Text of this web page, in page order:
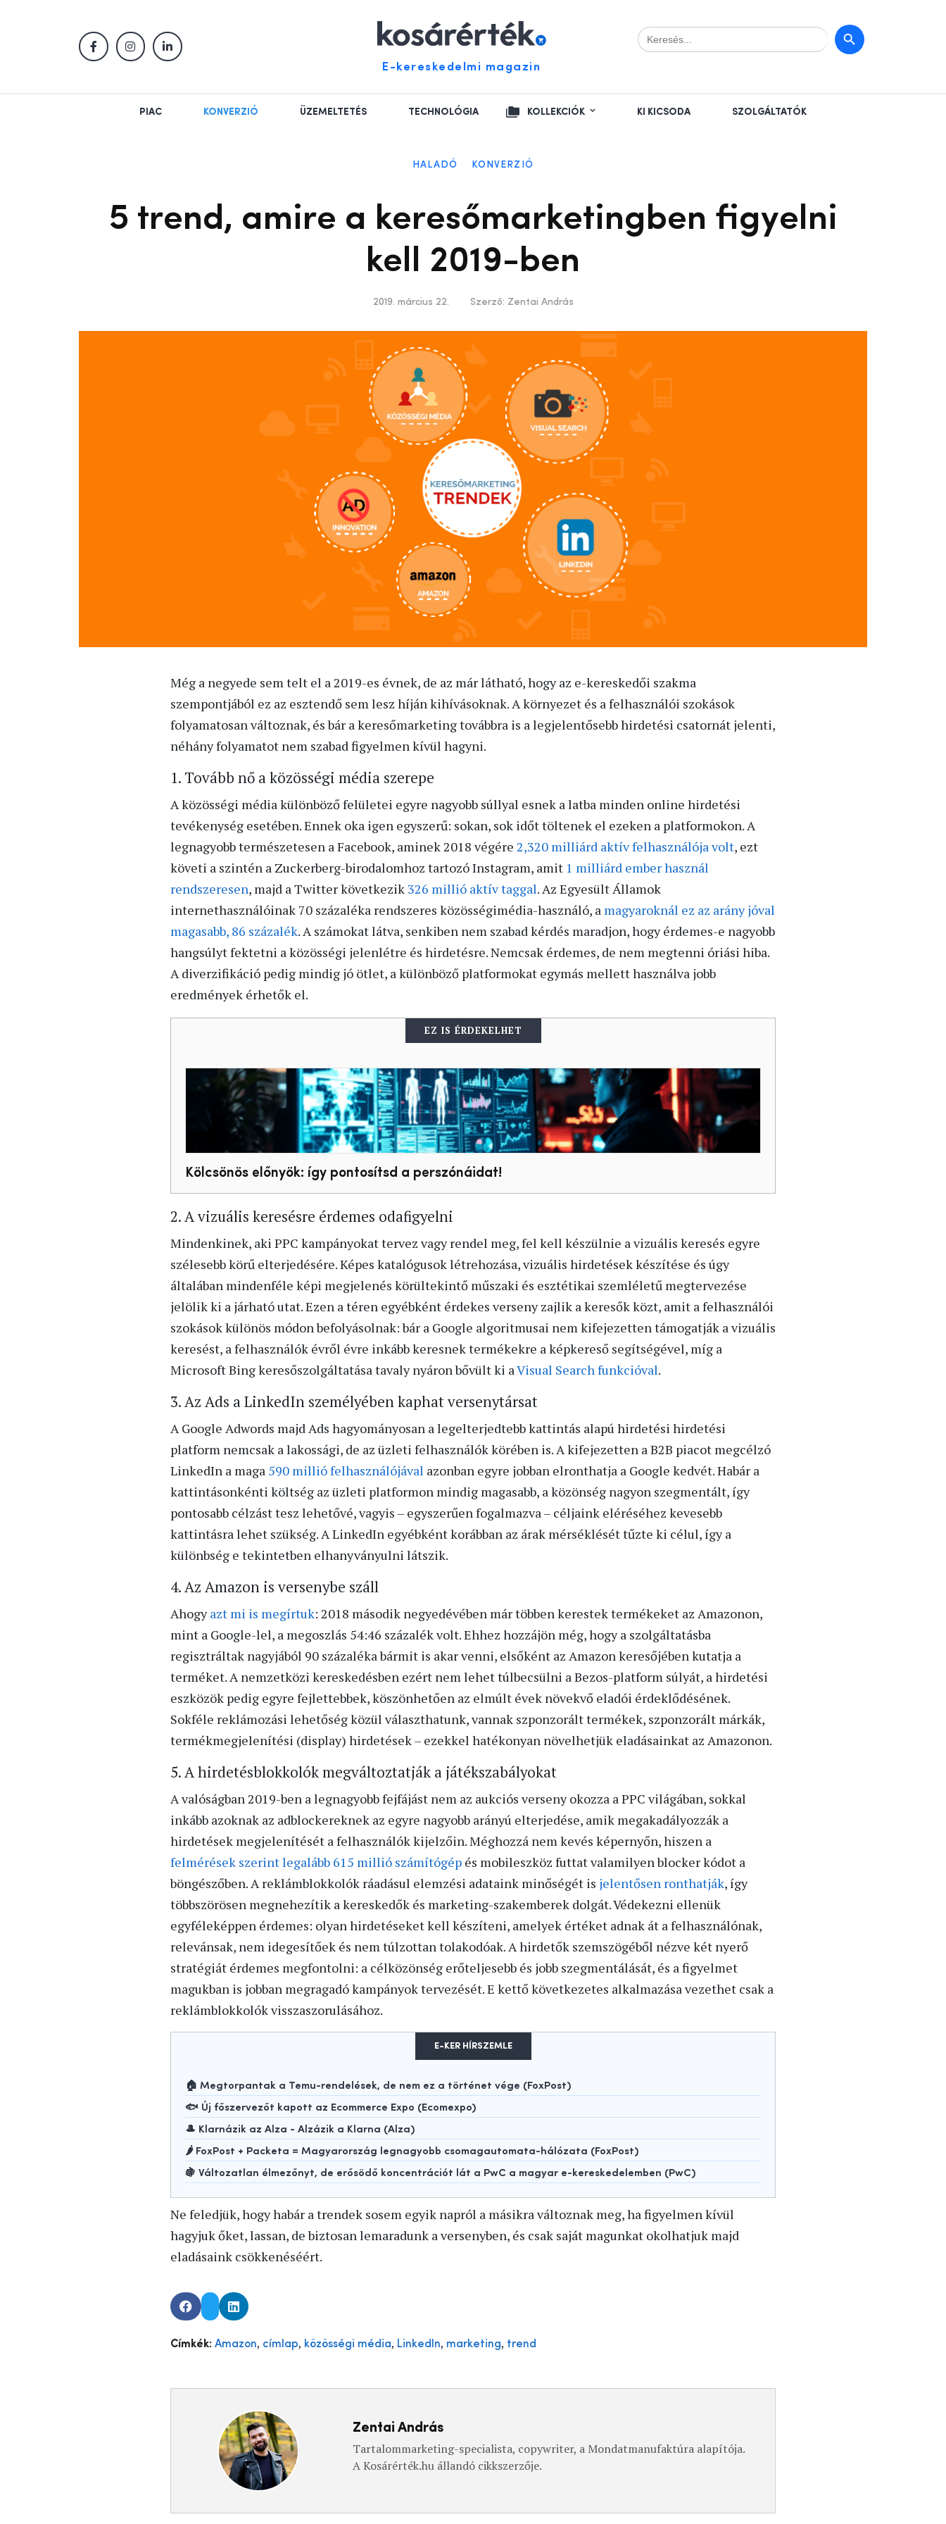
E-kereskedelmi magazin
Search
for:
PIAC KONVERZIÓ ÜZEMELTETÉS TECHNOLÓGIA KOLLEKCIÓK KI KICSODA SZOLGÁLTATÓK
HALADÓ KONVERZIÓ
5 trend, amire a keresőmarketingben figyelni
kell 2019-ben
2019. március 22. Szerző: Zentai András
Még a negyede sem telt el a 2019-es évnek, de az már látható, hogy az e-kereskedői szakma
szempontjából ez az esztendő sem lesz híján kihívásoknak. A környezet és a felhasználói szokások
folyamatosan változnak, és bár a keresőmarketing továbbra is a legjelentősebb hirdetési csatornát jelenti,
néhány folyamatot nem szabad figyelmen kívül hagyni.
1. Tovább nő a közösségi média szerepe
A közösségi média különböző felületei egyre nagyobb súllyal esnek a latba minden online hirdetési
tevékenység esetében. Ennek oka igen egyszerű: sokan, sok időt töltenek el ezeken a platformokon. A
legnagyobb természetesen a Facebook, aminek 2018 végére 2,320 milliárd aktív felhasználója volt, ezt
követi a szintén a Zuckerberg-birodalomhoz tartozó Instagram, amit 1 milliárd ember használ
rendszeresen, majd a Twitter következik 326 millió aktív taggal. Az Egyesült Államok
internethasználóinak 70 százaléka rendszeres közösségimédia-használó, a magyaroknál ez az arány jóval
magasabb, 86 százalék. A számokat látva, senkiben nem szabad kérdés maradjon, hogy érdemes-e nagyobb
hangsúlyt fektetni a közösségi jelenlétre és hirdetésre. Nemcsak érdemes, de nem megtenni óriási hiba.
A diverzifikáció pedig mindig jó ötlet, a különböző platformokat egymás mellett használva jobb
eredmények érhetők el.
EZ IS ÉRDEKELHET
Kölcsönös előnyök: így pontosítsd a perszónáidat!
2. A vizuális keresésre érdemes odafigyelni
Mindenkinek, aki PPC kampányokat tervez vagy rendel meg, fel kell készülnie a vizuális keresés egyre
szélesebb körű elterjedésére. Képes katalógusok létrehozása, vizuális hirdetések készítése és úgy
általában mindenféle képi megjelenés körültekintő műszaki és esztétikai szemléletű megtervezése
jelölik ki a járható utat. Ezen a téren egyébként érdekes verseny zajlik a keresők közt, amit a felhasználói
szokások különös módon befolyásolnak: bár a Google algoritmusai nem kifejezetten támogatják a vizuális
keresést, a felhasználók évről évre inkább keresnek termékekre a képkereső segítségével, míg a
Microsoft Bing keresőszolgáltatása tavaly nyáron bővült ki aVisual Search funkcióval.
3. Az Ads a LinkedIn személyében kaphat versenytársat
A Google Adwords majd Ads hagyományosan a legelterjedtebb kattintás alapú hirdetési hirdetési
platform nemcsak a lakossági, de az üzleti felhasználók körében is. A kifejezetten a B2B piacot megcélzó
LinkedIn a maga 590 millió felhasználójával azonban egyre jobban elronthatja a Google kedvét. Habár a
kattintásonkénti költség az üzleti platformon mindig magasabb, a közönség nagyon szegmentált, így
pontosabb célzást tesz lehetővé, vagyis – egyszerűen fogalmazva – céljaink eléréséhez kevesebb
kattintásra lehet szükség. A LinkedIn egyébként korábban az árak mérséklését tűzte ki célul, így a
különbség e tekintetben elhanyványulni látszik.
4. Az Amazon is versenybe száll
Ahogyazt mi is megírtuk: 2018 második negyedévében már többen kerestek termékeket az Amazonon,
mint a Google-lel, a megoszlás 54:46 százalék volt. Ehhez hozzájön még, hogy a szolgáltatásba
regisztráltak nagyjából 90 százaléka bármit is akar venni, elsőként az Amazon keresőjében kutatja a
terméket. A nemzetközi kereskedésben ezért nem lehet túlbecsülni a Bezos-platform súlyát, a hirdetési
eszközök pedig egyre fejlettebbek, köszönhetően az elmúlt évek növekvő eladói érdeklődésének.
Sokféle reklámozási lehetőség közül választhatunk, vannak szponzorált termékek, szponzorált márkák,
termékmegjelenítési (display) hirdetések – ezekkel hatékonyan növelhetjük eladásainkat az Amazonon.
5. A hirdetésblokkolók megváltoztatják a játékszabályokat
A valóságban 2019-ben a legnagyobb fejfájást nem az aukciós verseny okozza a PPC világában, sokkal
inkább azoknak az adblockereknek az egyre nagyobb arányú elterjedése, amik megakadályozzák a
hirdetések megjelenítését a felhasználók kijelzőin. Méghozzá nem kevés képernyőn, hiszen a
felmérések szerint legalább 615 millió számítógép és mobileszköz futtat valamilyen blocker kódot a
böngészőben. A reklámblokkolók ráadásul elemzési adataink minőségét is jelentősen ronthatják, így
többszörösen megnehezítik a kereskedők és marketing-szakemberek dolgát. Védekezni ellenük
egyféleképpen érdemes: olyan hirdetéseket kell készíteni, amelyek értéket adnak át a felhasználónak,
relevánsak, nem idegesítőek és nem túlzottan tolakodóak. A hirdetők szemszögéből nézve két nyerő
stratégiát érdemes megfontolni: a célközönség erőteljesebb és jobb szegmentálását, és a figyelmet
magukban is jobban megragadó kampányok tervezését. E kettő következetes alkalmazása vezethet csak a
reklámblokkolók visszaszorulásához.
E-KER HÍRSZEMLE
🏠 Megtorpantak a Temu-rendelések, de nem ez a történet vége (FoxPost)
🐟 Új főszervezőt kapott az Ecommerce Expo (Ecomexpo)
🎩 Klarnázik az Alza - Alzázik a Klarna (Alza)
🌶️ FoxPost + Packeta = Magyarország legnagyobb csomagautomata-hálózata (FoxPost)
🍇 Változatlan élmezőnyt, de erősödő koncentrációt lát a PwC a magyar e-kereskedelemben (PwC)
Ne feledjük, hogy habár a trendek sosem egyik napról a másikra változnak meg, ha figyelmen kívül
hagyjuk őket, lassan, de biztosan lemaradunk a versenyben, és csak saját magunkat okolhatjuk majd
eladásaink csökkenéséért.
Címkék: Amazon, címlap, közösségi média, LinkedIn, marketing, trend
Zentai András
Tartalommarketing-specialista, copywriter, a Mondatmanufaktúra alapítója.
A Kosárérték.hu állandó cikkszerzője.